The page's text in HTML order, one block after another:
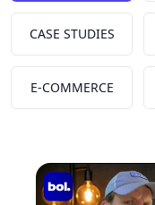
CASE STUDIES
E-COMMERCE